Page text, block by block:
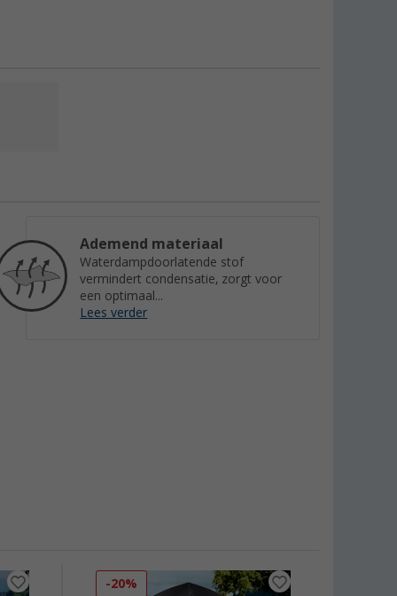
Ademend materiaal
Waterdampdoorlatende stof
vermindert condensatie, zorgt voor
een optimaal...
Lees verder
-20%